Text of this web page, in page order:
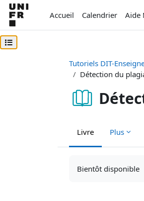
Passer au contenu principal
Accueil
Calendrier Aide
Ouvrir l’index du cours
Tutoriels DIT-
Détection du
Livre Plus
Bientôt disponible